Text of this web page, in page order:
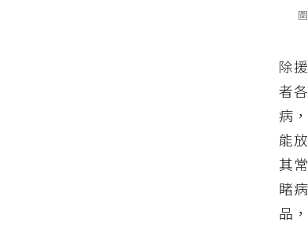
除
者
病
能
其
睹
品